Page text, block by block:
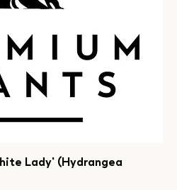
Lady' (Hydrangea